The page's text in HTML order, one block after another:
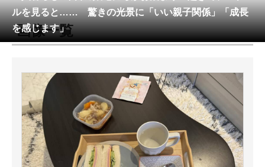
メディア
注目記事を集めた総合ページ
スマホと通信の最新トレンド
進化するPCとデバイスの未来
好きが集まる 比べて選べる
ルを見ると…… 驚きの光景に「いい親子関係」「成長
を感じます」
画像一覧